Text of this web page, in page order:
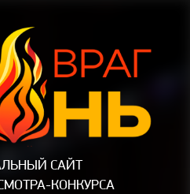
САЙТ
КОНКУРСА